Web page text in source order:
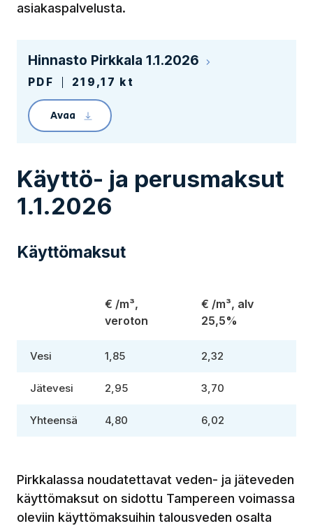
asiakaspalvelusta.
Hinnasto Pirkkala 1.1.2026
PDF 219,17 kt
Avaa
Linkin avaaminen lataa tiedoston Pirkkalan
Käyttö- ja perusmaksut
1.1.2026
Käyttömaksut
€ /m³,
veroton
€ /m³, alv
25,5%
Vesi 1,85 2,32
Jätevesi 2,95 3,70
Yhteensä 4,80 6,02
Pirkkalassa noudatettavat veden- ja jäteveden
käyttömaksut on sidottu Tampereen voimassa
oleviin käyttömaksuihin talousveden osalta